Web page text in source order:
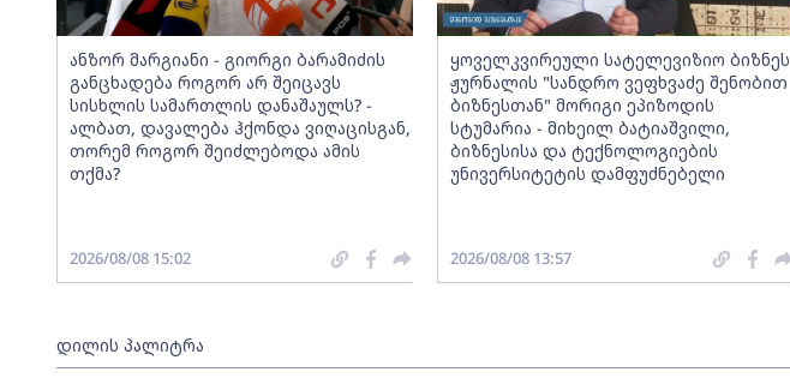
ანზორ მარგიანი - გიორგი ბარამიძის
განცხადება როგორ არ შეიცავს
სისხლის სამართლის დანაშაულს? -
ალბათ, დავალება ჰქონდა ვიღაცისგან,
თორემ როგორ შეიძლებოდა ამის
თქმა?
2026/08/08 15:02
ყოველკვირეული სატელევიზიო ბიზნეს
ჟურნალის "სანდრო ვეფხვაძე შენობით
ბიზნესთან" მორიგი ეპიზოდის
სტუმარია - მიხეილ ბატიაშვილი,
ბიზნესისა და ტექნოლოგიების
უნივერსიტეტის დამფუძნებელი
2026/08/08 13:57
დილის პალიტრა